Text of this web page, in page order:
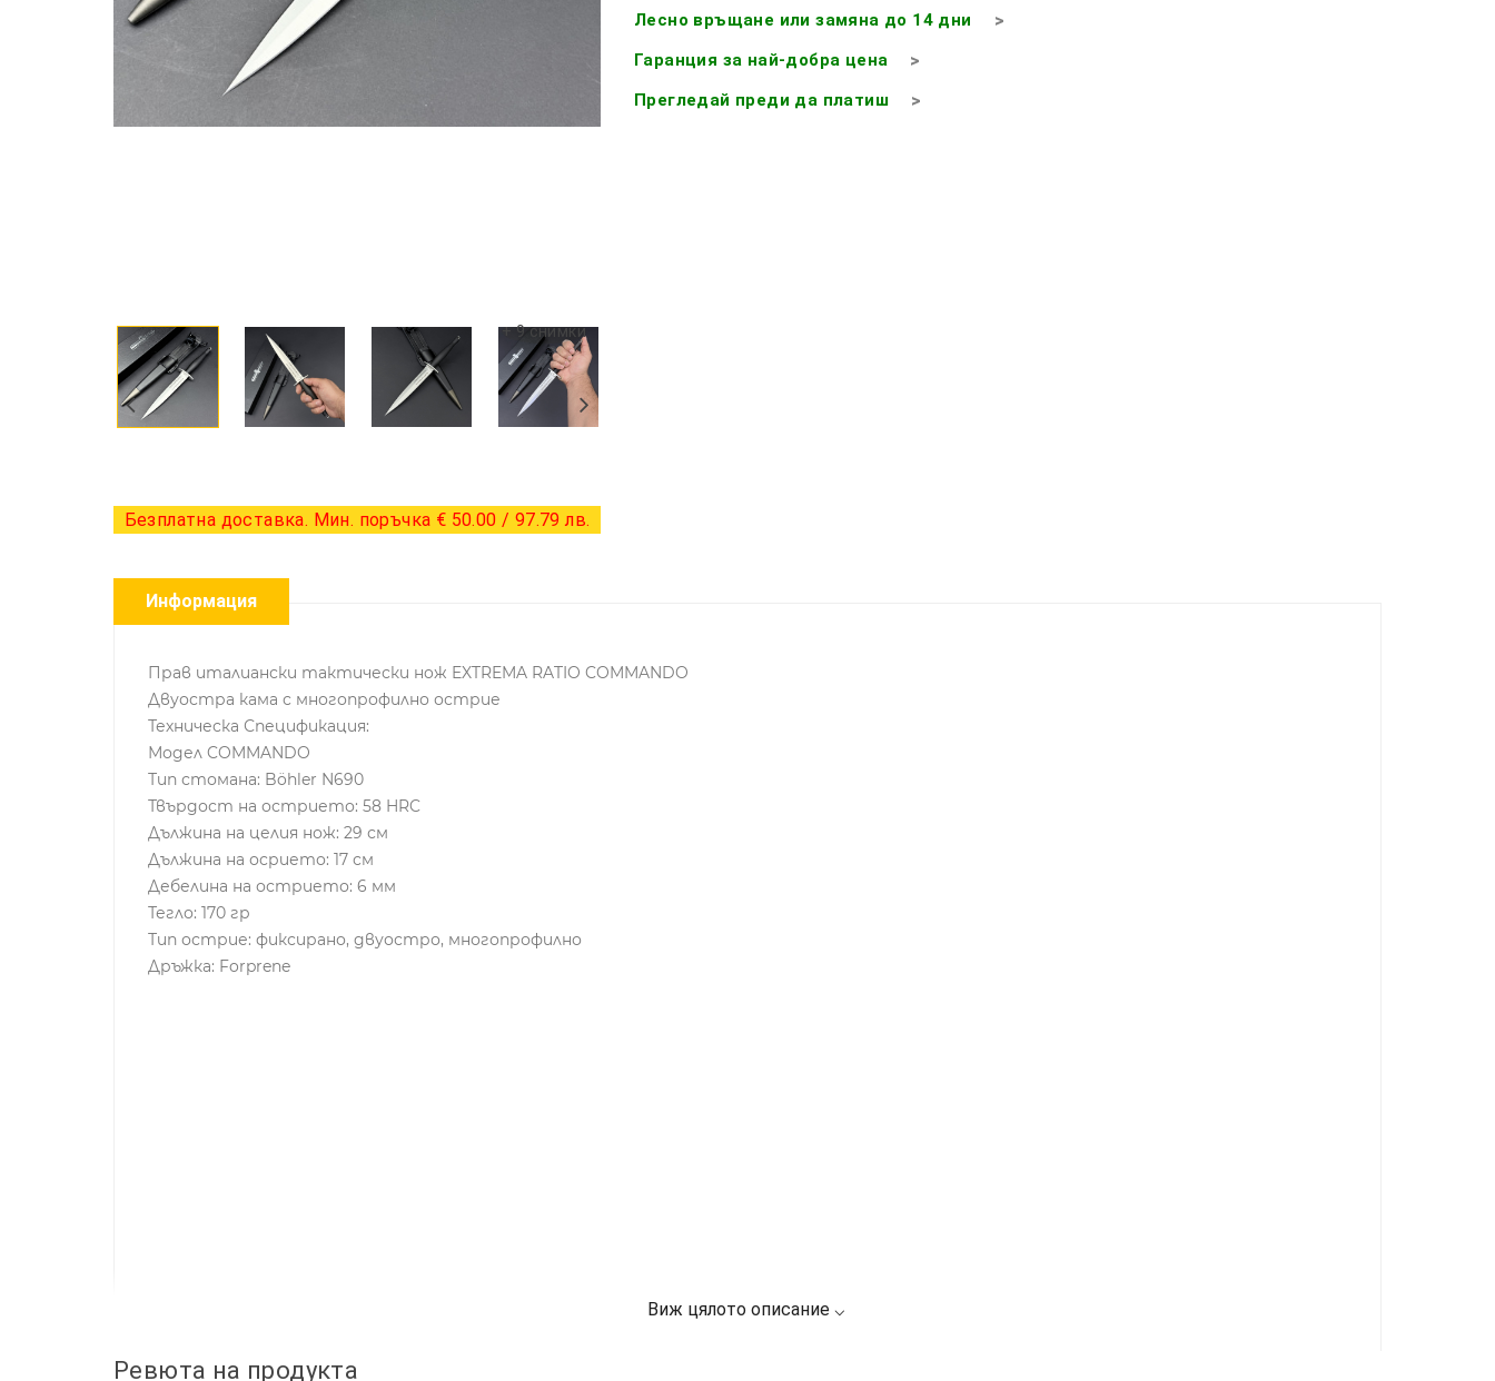
+ 9 снимки
Безплатна доставка. Мин. поръчка € 50.00 / 97.79 лв.
Лесно връщане или замяна до 14 дни
Гаранция за най-добра цена
Прегледай преди да платиш
Информация
Прав италиански тактически нoж EXTREMA RATIO COMMANDO
Двуостра кама с многопрофилно острие
Техническа Спецификация:
Модел COMMANDO
Тип стомана: Böhler N690
Твърдост на острието: 58 HRC
Дължина на целия нож: 29 см
Дължина на осрието: 17 см
Дебелина на острието: 6 мм
Тегло: 170 гр
Тип острие: фиксирано, двуостро, многопрофилно
Дръжка: Forprene
Ревюта на продукта